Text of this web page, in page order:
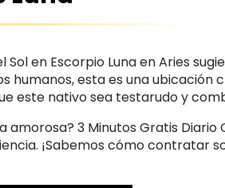
en Escorpio Luna en Aries
humanos, esta es una ubicación
este nativo sea testarudo y
amorosa? 3 Minutos Gratis Diario
¡Sabemos cómo contratar